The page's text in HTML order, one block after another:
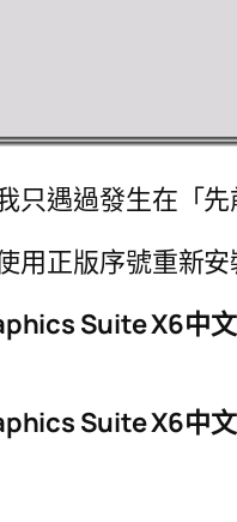
只遇過發生在「
用正版序號重新
Suite X6中
Suite X6中